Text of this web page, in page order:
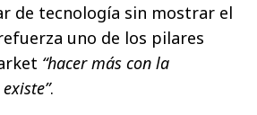
de tecnología sin mostrar el
uno de los pilares
“hacer más con la
.